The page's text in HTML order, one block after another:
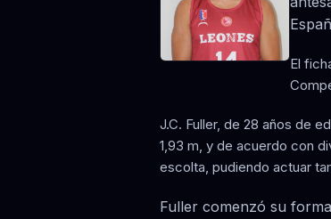
El
J.C. Fuller, de 28 años de
1,93 m, y de acuerdo con
escolta, pudiendo actuar
Fuller comenzó su